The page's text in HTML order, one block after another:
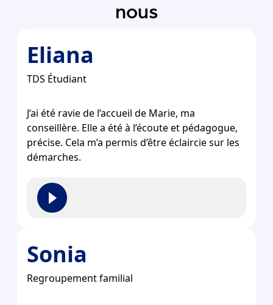
nous
Eliana
TDS Étudiant
J’ai été ravie de l’accueil de Marie, ma
conseillère. Elle a été à l’écoute et pédagogue,
précise. Cela m’a permis d’être éclaircie sur les
démarches.
Sonia
Regroupement familial